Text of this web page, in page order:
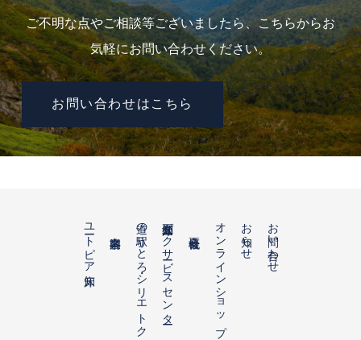
ご不明な点やご相談等ございましたら、こちらからお
気軽にお問い合わせください。
お問い合わせはこちら
ユートピア知床 道の駅うとろ・シリエトク知床五湖パークサービスセンター オンラインショップ お知らせ お問い合わせ